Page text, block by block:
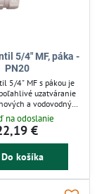
5/4" MF, páka -
PN20
5/4" MF s pákou je
uzatváranie
a vodovodných
Vyrobený z odolnej
presné a rýchle
bez únikov.
čerpadlá a
s pracovným
zabezpečujú
zavlažovania.
na odoslanie
€
Do košíka